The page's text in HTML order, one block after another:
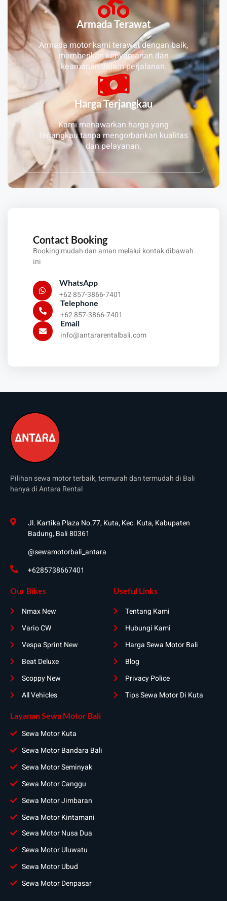
Armada Terawat
Armada motor kami terawat dengan baik,
memberikan kenyamanan dan
keamanan dalam perjalanan.
Harga Terjangkau
Kami menawarkan harga yang
terjangkau tanpa mengorbankan kualitas
dan pelayanan.
Contact Booking
Booking mudah dan aman melalui kontak dibawah
ini
WhatsApp
+62 857-3866-7401
Telephone
+62 857-3866-7401
Email
info@antararentalbali.com
Pilihan sewa motor terbaik, termurah dan termudah di Bali
hanya di Antara Rental
Jl. Kartika Plaza No.77, Kuta, Kec. Kuta, Kabupaten
Badung, Bali 80361
@sewamotorbali_antara
+6285738667401
Our Bikes
Nmax New
Vario CW
Vespa Sprint New
Beat Deluxe
Scoppy New
All Vehicles
Useful Links
Tentang Kami
Hubungi Kami
Harga Sewa Motor Bali
Blog
Privacy Police
Tips Sewa Motor Di Kuta
Layanan Sewa Motor Bali
Sewa Motor Kuta
Sewa Motor Bandara Bali
Sewa Motor Seminyak
Sewa Motor Canggu
Sewa Motor Jimbaran
Sewa Motor Kintamani
Sewa Motor Nusa Dua
Sewa Motor Uluwatu
Sewa Motor Ubud
Sewa Motor Denpasar